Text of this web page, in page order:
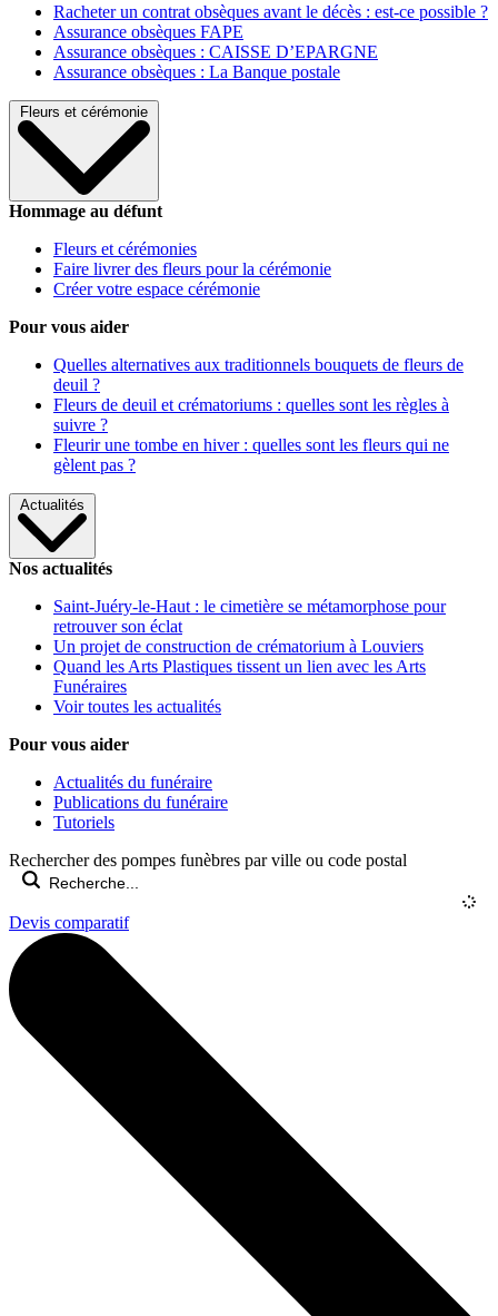
Racheter un contrat obsèques avant le décès : est-ce possible ?
Assurance obsèques FAPE
Assurance obsèques : CAISSE D’EPARGNE
Assurance obsèques : La Banque postale
Fleurs et cérémonie
Hommage au défunt
Fleurs et cérémonies
Faire livrer des fleurs pour la cérémonie
Créer votre espace cérémonie
Pour vous aider
Quelles alternatives aux traditionnels bouquets de fleurs de
deuil ?
Fleurs de deuil et crématoriums : quelles sont les règles à
suivre ?
Fleurir une tombe en hiver : quelles sont les fleurs qui ne
gèlent pas ?
Actualités
Nos actualités
Saint-Juéry-le-Haut : le cimetière se métamorphose pour
retrouver son éclat
Un projet de construction de crématorium à Louviers
Quand les Arts Plastiques tissent un lien avec les Arts
Funéraires
Voir toutes les actualités
Pour vous aider
Actualités du funéraire
Publications du funéraire
Tutoriels
Rechercher des pompes funèbres par ville ou code postal
Devis comparatif